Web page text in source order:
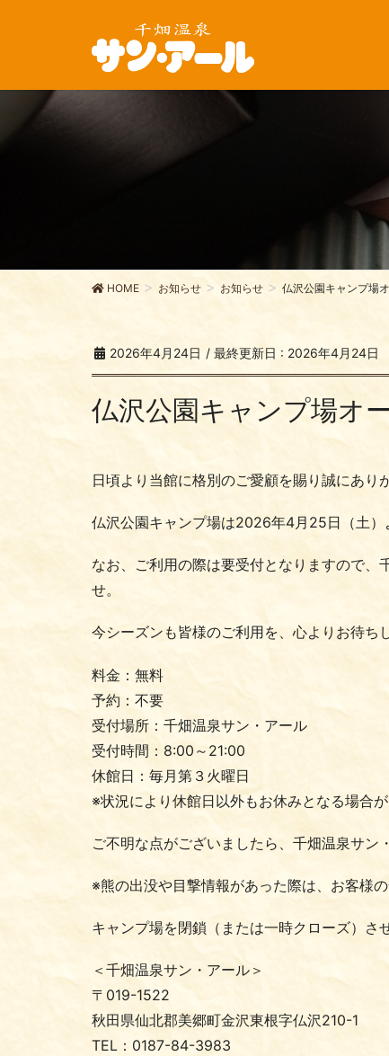
HOME お知らせ お知らせ 仏沢公園キャンプ場
2026年4月24日 / 最終更新日 : 2026年4月24日
仏沢公園キャンプ場オ
日頃より当館に格別のご愛顧を賜り誠にあり
仏沢公園キャンプ場は2026年4月25日（土）
なお、ご利用の際は要受付となりますので、
せ。
今シーズンも皆様のご利用を、心よりお待ち
料金：無料
予約：不要
受付場所：千畑温泉サン・アール
受付時間：8:00～21:00
休館日：毎月第３火曜日
※状況により休館日以外もお休みとなる場合が
ご不明な点がございましたら、千畑温泉サン
※熊の出没や目撃情報があった際は、お客様の
キャンプ場を閉鎖（または一時クローズ）さ
＜千畑温泉サン・アール＞
〒019-1522
秋田県仙北郡美郷町金沢東根字仏沢210-1
TEL：0187-84-3983